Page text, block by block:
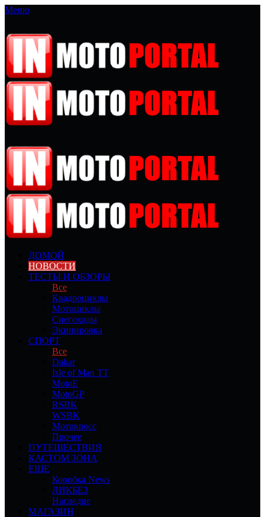
Меню
ДОМОЙ
НОВОСТИ
ТЕСТЫ И ОБЗОРЫ
Все
Квадроциклы
Мотоциклы
Снегоходы
Экипировка
СПОРТ
Все
Dakar
Isle of Man TT
MotoE
MotoGP
RSBK
WSBK
Мотокросс
Прочее
ПУТЕШЕСТВИЯ
КАСТОМ ЗОНА
ЕЩЕ
Коробка News
ЛИКБЕЗ
Наследие
МАГАЗИН